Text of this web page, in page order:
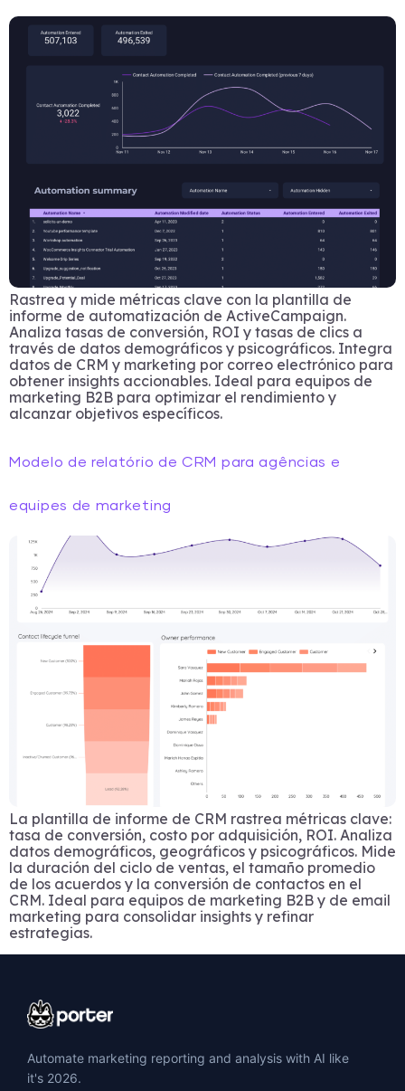
Rastrea y mide métricas clave con la plantilla de
informe de automatización de ActiveCampaign.
Analiza tasas de conversión, ROI y tasas de clics a
través de datos demográficos y psicográficos. Integra
datos de CRM y marketing por correo electrónico para
obtener insights accionables. Ideal para equipos de
marketing B2B para optimizar el rendimiento y
alcanzar objetivos específicos.
Modelo de relatório de CRM para agências e
equipes de marketing
La plantilla de informe de CRM rastrea métricas clave:
tasa de conversión, costo por adquisición, ROI. Analiza
datos demográficos, geográficos y psicográficos. Mide
la duración del ciclo de ventas, el tamaño promedio
de los acuerdos y la conversión de contactos en el
CRM. Ideal para equipos de marketing B2B y de email
marketing para consolidar insights y refinar
estrategias.
Automate marketing reporting and analysis with AI like
it's 2026.